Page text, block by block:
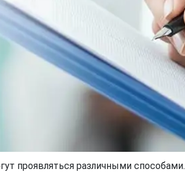
проявляться различными способами.